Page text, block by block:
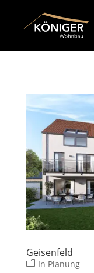
Geisenfeld
In Planung